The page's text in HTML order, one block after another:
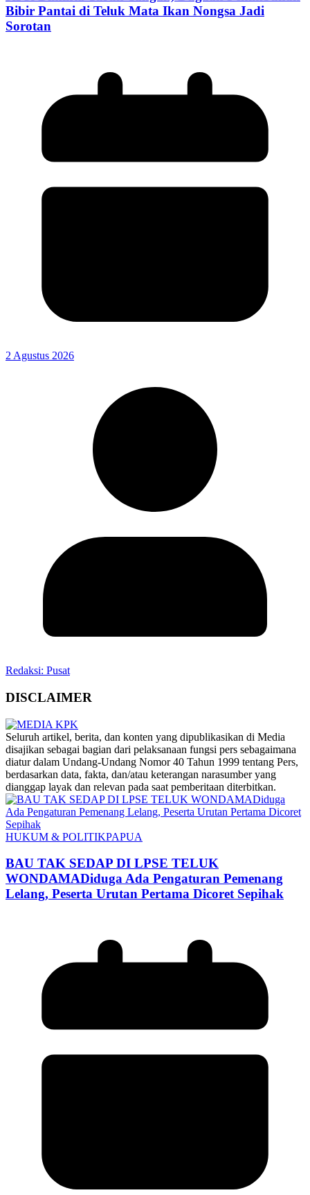
Bibir Pantai di Teluk Mata Ikan Nongsa Jadi
Sorotan
2 Agustus 2026
Redaksi: Pusat
DISCLAIMER
‎Seluruh artikel, berita, dan konten yang dipublikasikan di Media
disajikan sebagai bagian dari pelaksanaan fungsi pers sebagaimana
diatur dalam Undang-Undang Nomor 40 Tahun 1999 tentang Pers,
berdasarkan data, fakta, dan/atau keterangan narasumber yang
dianggap layak dan relevan pada saat pemberitaan diterbitkan.
HUKUM & POLITIKPAPUA
BAU TAK SEDAP DI LPSE TELUK
WONDAMADiduga Ada Pengaturan Pemenang
Lelang, Peserta Urutan Pertama Dicoret Sepihak